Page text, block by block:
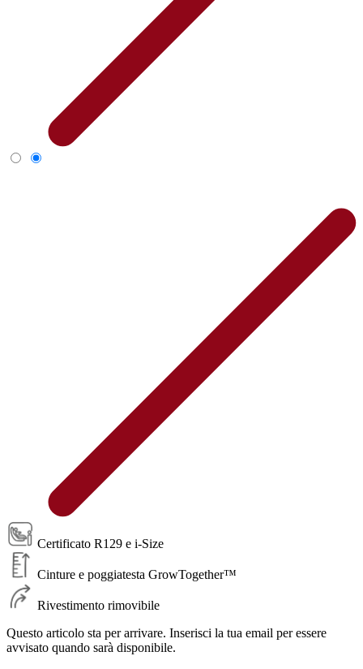
Certificato R129 e i-Size
Cinture e poggiatesta GrowTogether™
Rivestimento rimovibile
Questo articolo sta per arrivare. Inserisci la tua email per essere
avvisato quando sarà disponibile.